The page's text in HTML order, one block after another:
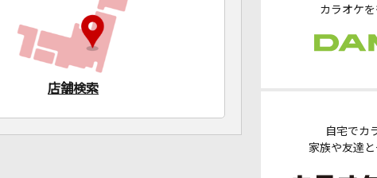
カラオケを
自宅でカ
家族や友達
店舗検索